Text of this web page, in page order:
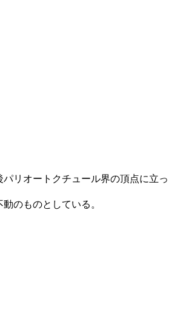
リオートクチュール界の頂点に立っ
のものとしている。